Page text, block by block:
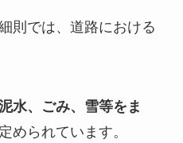
則では、道路における
水、ごみ、雪等をま
められています。